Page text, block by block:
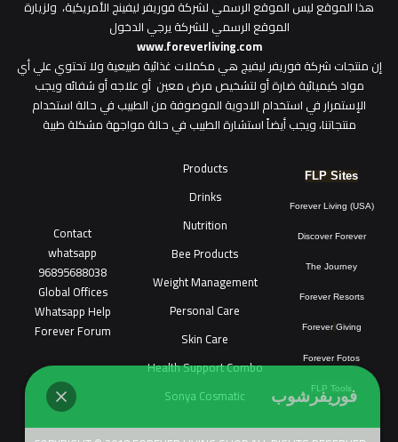
هذا الموقع ليس الموقع الرسمي لشركة فوريفر ليفينج الأمريكية، ولزيارة
الموقع الرسمي للشركة يرجي الدخول
www.foreverliving.com
​إن منتجات شركة فوريفر ليفيج هي مكملات غذائية طبيعية ولا تحتوي علي أي
مواد كيميائية ضارة أو لتشخيص مرض معين أو علاجه أو شفائه ويجب
الإستمرار في استخدام الادوية الموصوفة من الطبيب في حالة استخدام
منتجاتنا، ويجب أيضاً استشارة الطبيب في حالة مواجهة مشكلة طبية
FLP Sites
Forever Living (USA)
Discover Forever
The Journey
Forever Resorts
Forever Giving
Forever Fotos
FLP Tools
Products
Drinks
Nutrition
Bee Products
Weight Management
Personal Care
Skin Care
Health Support Combo
Sonya Cosmatic
Contact
whatsapp
96895688038
Global Offices
Whatsapp Help
Forever Forum
فوريفرشوب